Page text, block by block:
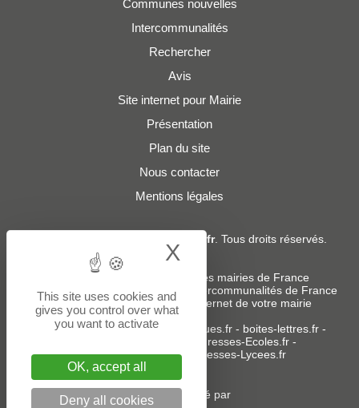
Communes nouvelles
Intercommunalités
Rechercher
Avis
Site internet pour Mairie
Présentation
Plan du site
Nous contacter
Mentions légales
Adresses-Mairies.fr. Tous droits réservés.
Services :
Liste des adresses e-mails des mairies de France
Liste des adresses e-mails des intercommunalités de France
-Création ou refonte du site internet de votre mairie
Sites partenaires:donneespubliques.fr- boites-lettres.fr-
Adresses-Ecoles.fr -
Adresses-Colleges.fr- Adresses-Lycees.fr
Un service édité par
This site uses cookies and
gives you control over what
you want to activate
OK, accept all
Deny all cookies
X